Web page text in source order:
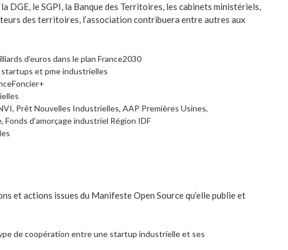
DGE, le SGPI, la Banque des Territoires, les cabinets ministériels,
des territoires, l’association contribuera entre autres aux
d’euros dans le plan France2030
startups et pme industrielles
Prêt Nouvelles Industrielles, AAP Premières Usines,
Fonds d’amorçage industriel Région IDF
et actions issues du Manifeste Open Source qu’elle publie et
de coopération entre une startup industrielle et ses